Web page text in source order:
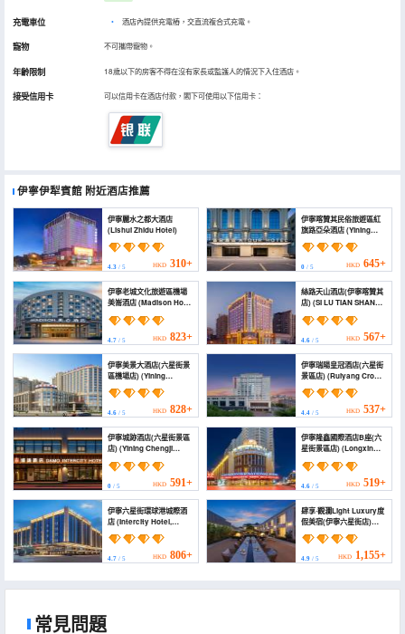
充電車位 • 酒店內提供充電樁，交直流複合式充電。
寵物 不可攜帶寵物。
年齡限制 18歲以下的房客不得在沒有家長或監護人的情況下入住酒店。
接受信用卡 可以信用卡在酒店付款，閣下可使用以下信用卡：
伊寧伊犁賓館 附近酒店推薦
伊寧麗水之都大酒店
(Lishui Zhidu Hotel)
4.3 / 5 HKD 310+
伊寧喀贊其民俗旅遊區紅
旗路亞朵酒店 (Yining
Kazanjir Ethnic Tourism
Area. Hongqi Road.
Yadu Hotel)
0/ 5 HKD 645+
伊寧老城文化旅遊區機場
美崙酒店 (Madison Hotel
Yining Old Town Cultural
Tourism District)
4.7 / 5 HKD 823+
絲路天山酒店(伊寧喀贊其
店) (SI LU TIAN SHAN
HOTEL)
4.6/ 5 HKD 567+
伊寧美景大酒店(六星街景
區機場店) (Yining
Beauty Hotel (Liuxing
Street Scenic Area
Airport Store))
4.6 / 5 HKD 828+
伊寧瑞陽皇冠酒店(六星街
景區店) (Ruiyang Crown
Hotel)
4.4/ 5 HKD 537+
伊寧城跡酒店(六星街景區
店) (Yining Chengji
Hotel (Six Star Street
Scenic Branch))
0 / 5 HKD 591+
伊寧隆鑫國際酒店B座(六
星街景區店) (Longxin
International Hotel
(Building B))
4.6/ 5 HKD 519+
伊寧六星街環球港城際酒
店 (Intercity Hotel,
Global Harbor, Liuxing
Street, Yining)
4.7 / 5 HKD 806+
肆享·觀瀾Light Luxury度
假美宿(伊寧六星街店)
(Sixth Street Inn -
Riverside Retreat
(Yining Branch)​)
4.9/ 5 HKD 1,155+
常見問題